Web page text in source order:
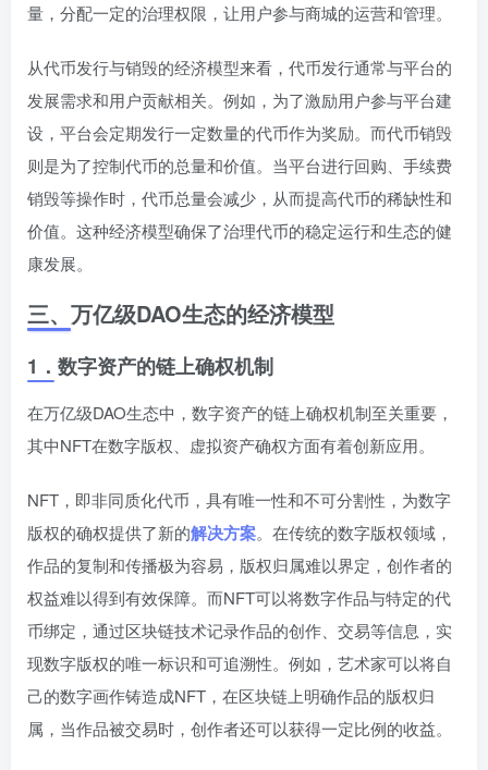
量，分配一定的治理权限，让用户参与商城的运营和管理。
从代币发行与销毁的经济模型来看，代币发行通常与平台的
发展需求和用户贡献相关。例如，为了激励用户参与平台建
设，平台会定期发行一定数量的代币作为奖励。而代币销毁
则是为了控制代币的总量和价值。当平台进行回购、手续费
销毁等操作时，代币总量会减少，从而提高代币的稀缺性和
价值。这种经济模型确保了治理代币的稳定运行和生态的健
康发展。
三、 万亿级DAO生态的经济模型
1． 数字资产的链上确权机制
在万亿级DAO生态中，数字资产的链上确权机制至关重要，
其中NFT在数字版权、虚拟资产确权方面有着创新应用。
NFT，即非同质化代币，具有唯一性和不可分割性，为数字
版权的确权提供了新的解决方案。在传统的数字版权领域，
作品的复制和传播极为容易，版权归属难以界定，创作者的
权益难以得到有效保障。而NFT可以将数字作品与特定的代
币绑定，通过区块链技术记录作品的创作、交易等信息，实
现数字版权的唯一标识和可追溯性。例如，艺术家可以将自
己的数字画作铸造成NFT，在区块链上明确作品的版权归
属，当作品被交易时，创作者还可以获得一定比例的收益。